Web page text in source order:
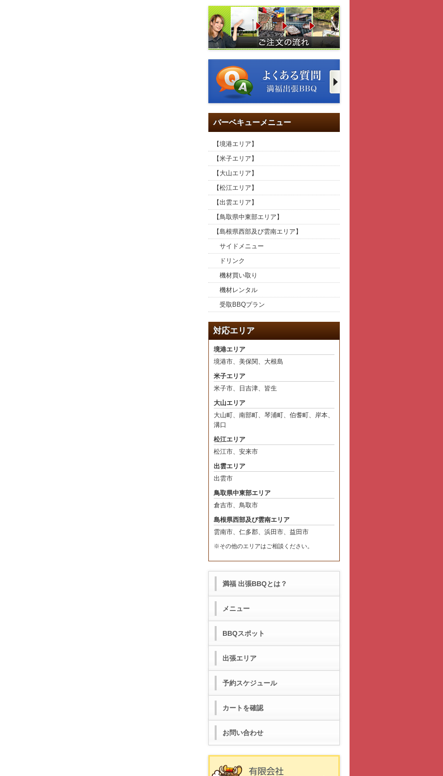
バーベキューメニュー
【境港エリア】
【米子エリア】
【大山エリア】
【松江エリア】
【出雲エリア】
【鳥取県中東部エリア】
【島根県西部及び雲南エリア】
サイドメニュー
ドリンク
機材買い取り
機材レンタル
受取BBQプラン
対応エリア
境港エリア
境港市、美保関、大根島
米子エリア
米子市、日吉津、皆生
大山エリア
大山町、南部町、琴浦町、伯耆町、岸本、
溝口
松江エリア
松江市、安来市
出雲エリア
出雲市
鳥取県中東部エリア
倉吉市、鳥取市
島根県西部及び雲南エリア
雲南市、仁多郡、浜田市、益田市
※その他のエリアはご相談ください。
満福 出張BBQとは？
メニュー
BBQスポット
出張エリア
予約スケジュール
カートを確認
お問い合わせ